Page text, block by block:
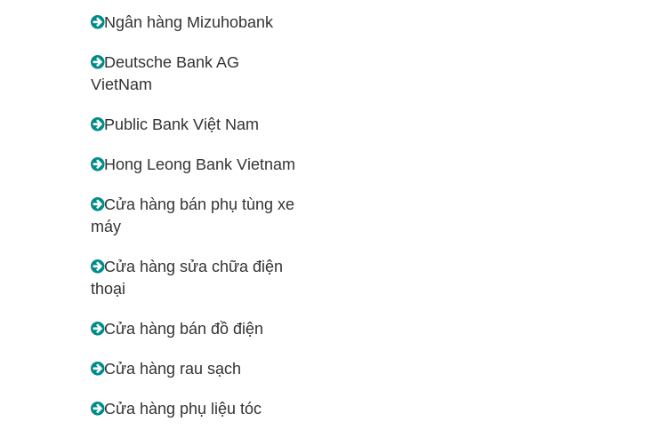
Ngân hàng Mizuhobank
Deutsche Bank AG
VietNam
Public Bank Việt Nam
Hong Leong Bank Vietnam
Cửa hàng bán phụ tùng xe
máy
Cửa hàng sửa chữa điện
thoại
Cửa hàng bán đồ điện
Cửa hàng rau sạch
Cửa hàng phụ liệu tóc